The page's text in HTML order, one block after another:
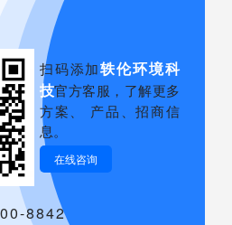
扫码添加轶伦环境科
技官方客服，了解更多
方案、 产品、招商信
息。
在线咨询
8842